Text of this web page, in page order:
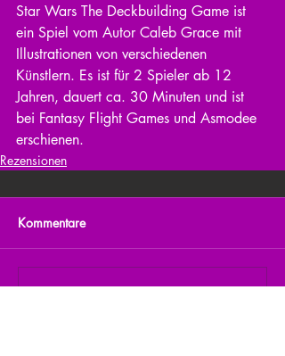
Star Wars The Deckbuilding Game ist
ein Spiel vom Autor Caleb Grace mit
Illustrationen von verschiedenen
Künstlern. Es ist für 2 Spieler ab 12
Jahren, dauert ca. 30 Minuten und ist
bei Fantasy Flight Games und Asmodee
erschienen.
Rezensionen
Kommentare